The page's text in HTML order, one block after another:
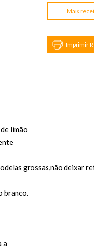
Mais
Imprimir
limão
grossas,não deixar
branco.
a